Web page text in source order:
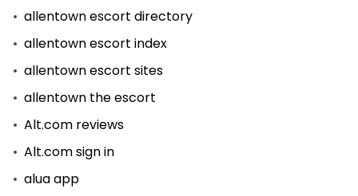
allentown escort directory
allentown escort index
allentown escort sites
allentown the escort
Alt.com reviews
Alt.com sign in
alua app